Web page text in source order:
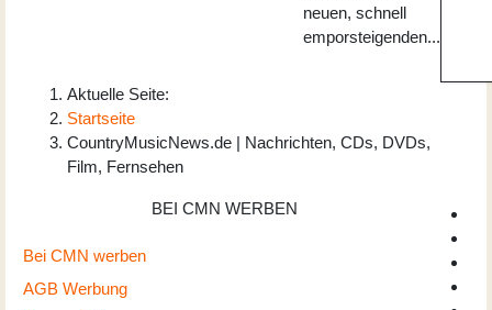
neuen, schnell
emporsteigenden...
Aktuelle Seite:
Startseite
CountryMusicNews.de | Nachrichten, CDs, DVDs,
Film, Fernsehen
BEI CMN WERBEN
Bei CMN werben
AGB Werbung